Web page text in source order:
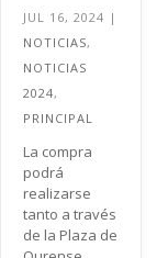
JUL 16, 2024 |
NOTICIAS,
NOTICIAS
2024,
PRINCIPAL
La compra
podrá
realizarse
tanto a través
de la Plaza de